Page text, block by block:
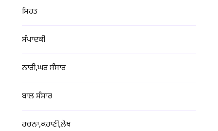
ਸਿਹਤ
ਸੰਪਾਦਕੀ
ਨਾਰੀ,ਘਰ ਸੰਸਾਰ
ਬਾਲ ਸੰਸਾਰ
ਰਚਨਾ,ਕਹਾਣੀ,ਲੇਖ